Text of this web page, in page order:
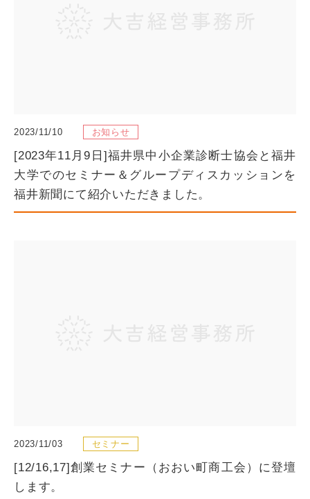
2023/11/10 お知らせ
[2023年11月9日]福井県中小企業診断士協会と福井
大学でのセミナー＆グループディスカッションを
福井新聞にて紹介いただきました。
2023/11/03 セミナー
[12/16,17]創業セミナー（おおい町商工会）に登壇
します。